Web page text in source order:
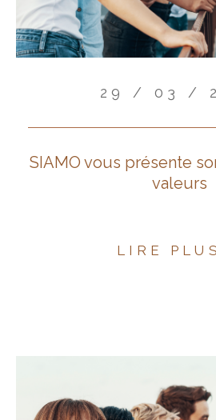
29 / 03 /
SIAMO vous présente
valeurs
LIRE PLUS